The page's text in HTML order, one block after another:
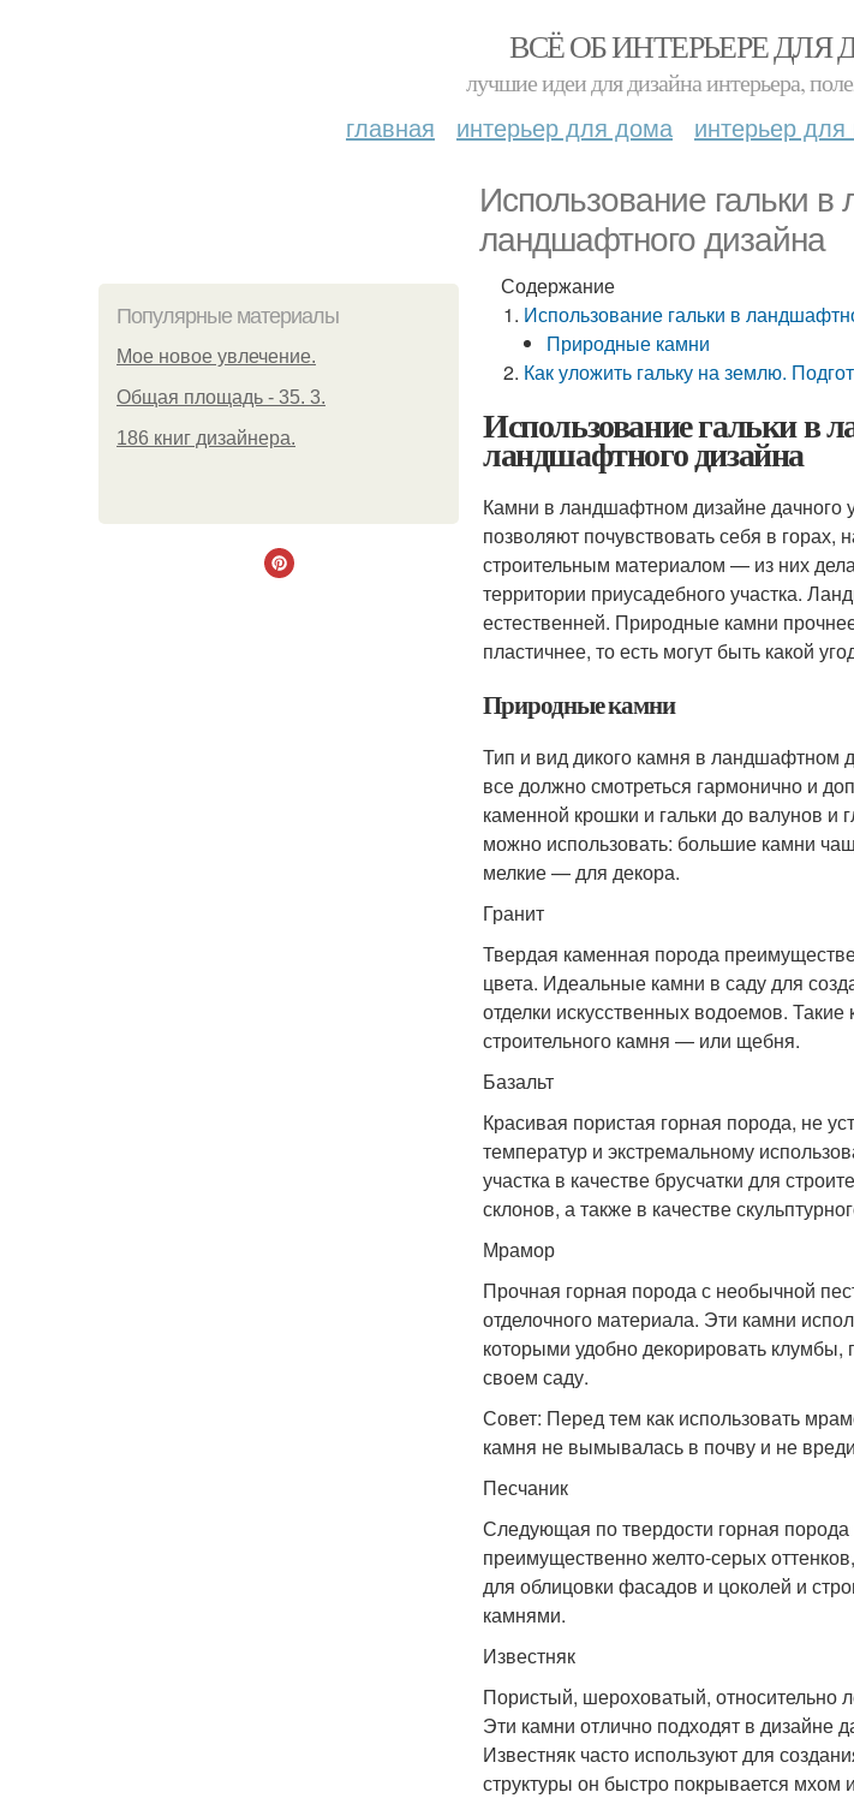
ВСЁ ОБ ИНТЕРЬЕРЕ
лучшие идеи для дизайна интерьера,
главная интерьер для дома интерьер для
Использование гальки
ландшафтного дизайна
Популярные материалы
Мое новое увлечение.
Общая площадь - 35. 3.
186 книг дизайнера.
Содержание
Использование гальки в
Природные камни
Как уложить гальку на землю.
Использование гальки в
ландшафтного дизайна
Камни в ландшафтном дизайне дачного
позволяют почувствовать себя в горах,
строительным материалом — из них
территории приусадебного участка.
естественней. Природные камни
пластичнее, то есть могут быть какой
Природные камни
Тип и вид дикого камня в ландшафтном
все должно смотреться гармонично и
каменной крошки и гальки до валунов и
можно использовать: большие камни
мелкие — для декора.
Гранит
Твердая каменная порода
цвета. Идеальные камни в саду для
отделки искусственных водоемов.
строительного камня — или щебня.
Базальт
Красивая пористая горная порода, не
температур и экстремальному
участка в качестве брусчатки для
склонов, а также в качестве
Мрамор
Прочная горная порода с необычной
отделочного материала. Эти камни
которыми удобно декорировать
своем саду.
Совет: Перед тем как использовать
камня не вымывалась в почву и не
Песчаник
Следующая по твердости горная
преимущественно желто-серых
для облицовки фасадов и цоколей и
камнями.
Известняк
Пористый, шероховатый, относительно
Эти камни отлично подходят в дизайне
Известняк часто используют для
структуры он быстро покрывается мхом